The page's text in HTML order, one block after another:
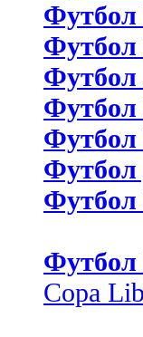
Футбол
Футбол
Футбол
Футбол
Copa